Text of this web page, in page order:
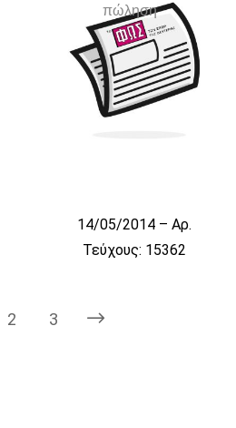
πώληση
14/05/2014 – Αρ.
Τεύχους: 15362
2 3